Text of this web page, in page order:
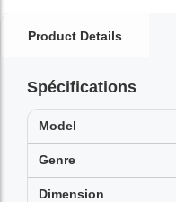
Product Details
Spécifications
Model
Genre
Dimension